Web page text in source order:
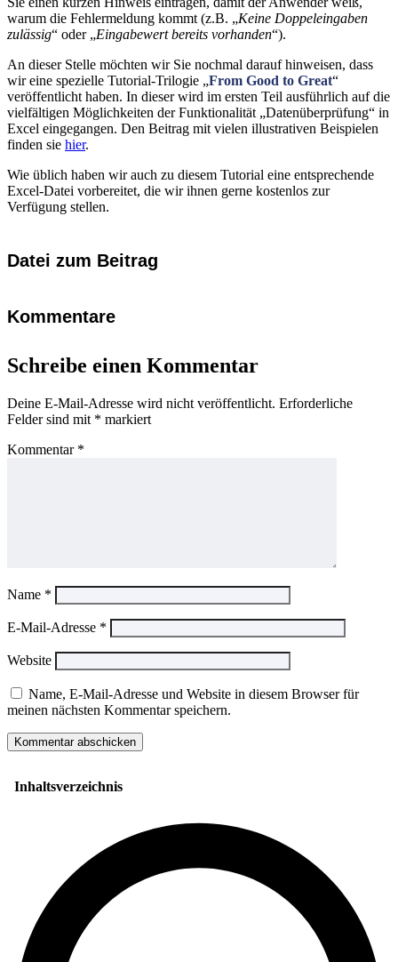
warum die Fehlermeldung kommt (z.B. „Keine Doppeleingaben
zulässig“ oder „Eingabewert bereits vorhanden“).
An dieser Stelle möchten wir Sie nochmal darauf hinweisen, dass
wir eine spezielle Tutorial-Trilogie „From Good to Great“
veröffentlicht haben. In dieser wird im ersten Teil ausführlich auf die
vielfältigen Möglichkeiten der Funktionalität „Datenüberprüfung“ in
Excel eingegangen. Den Beitrag mit vielen illustrativen Beispielen
finden sie hier.
Wie üblich haben wir auch zu diesem Tutorial eine entsprechende
Excel-Datei vorbereitet, die wir ihnen gerne kostenlos zur
Verfügung stellen.
Datei zum Beitrag
Kommentare
Schreibe einen Kommentar
Deine E-Mail-Adresse wird nicht veröffentlicht. Erforderliche
Felder sind mit * markiert
Kommentar *
Name *
E-Mail-Adresse *
Website
Name, E-Mail-Adresse und Website in diesem Browser für
meinen nächsten Kommentar speichern.
Inhaltsverzeichnis